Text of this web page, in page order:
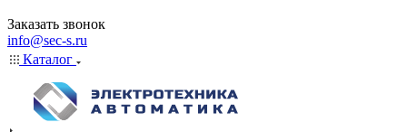
Заказать звонок
info@sec-s.ru
Каталог